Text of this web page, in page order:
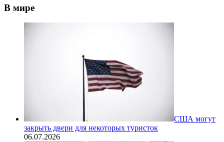
В мире
США могут
закрыть двери для некоторых туристок
06.07.2026